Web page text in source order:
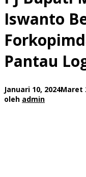
Iswanto
Pantau
Januari 10, 2024Maret
oleh admin